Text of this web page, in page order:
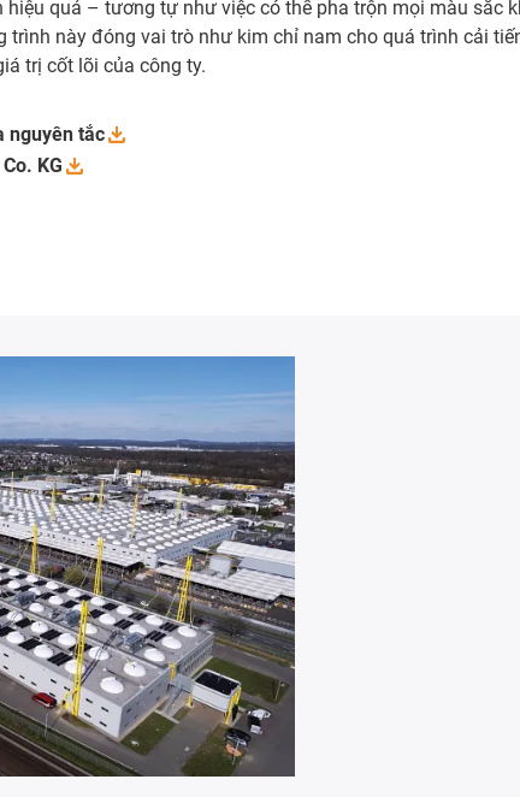
quả – tương tự như việc có thể pha trộn mọi màu sắc
trình này đóng vai trò như kim chỉ nam cho quá trình cải
trị cốt lõi của công ty.
nguyêntắc
KG